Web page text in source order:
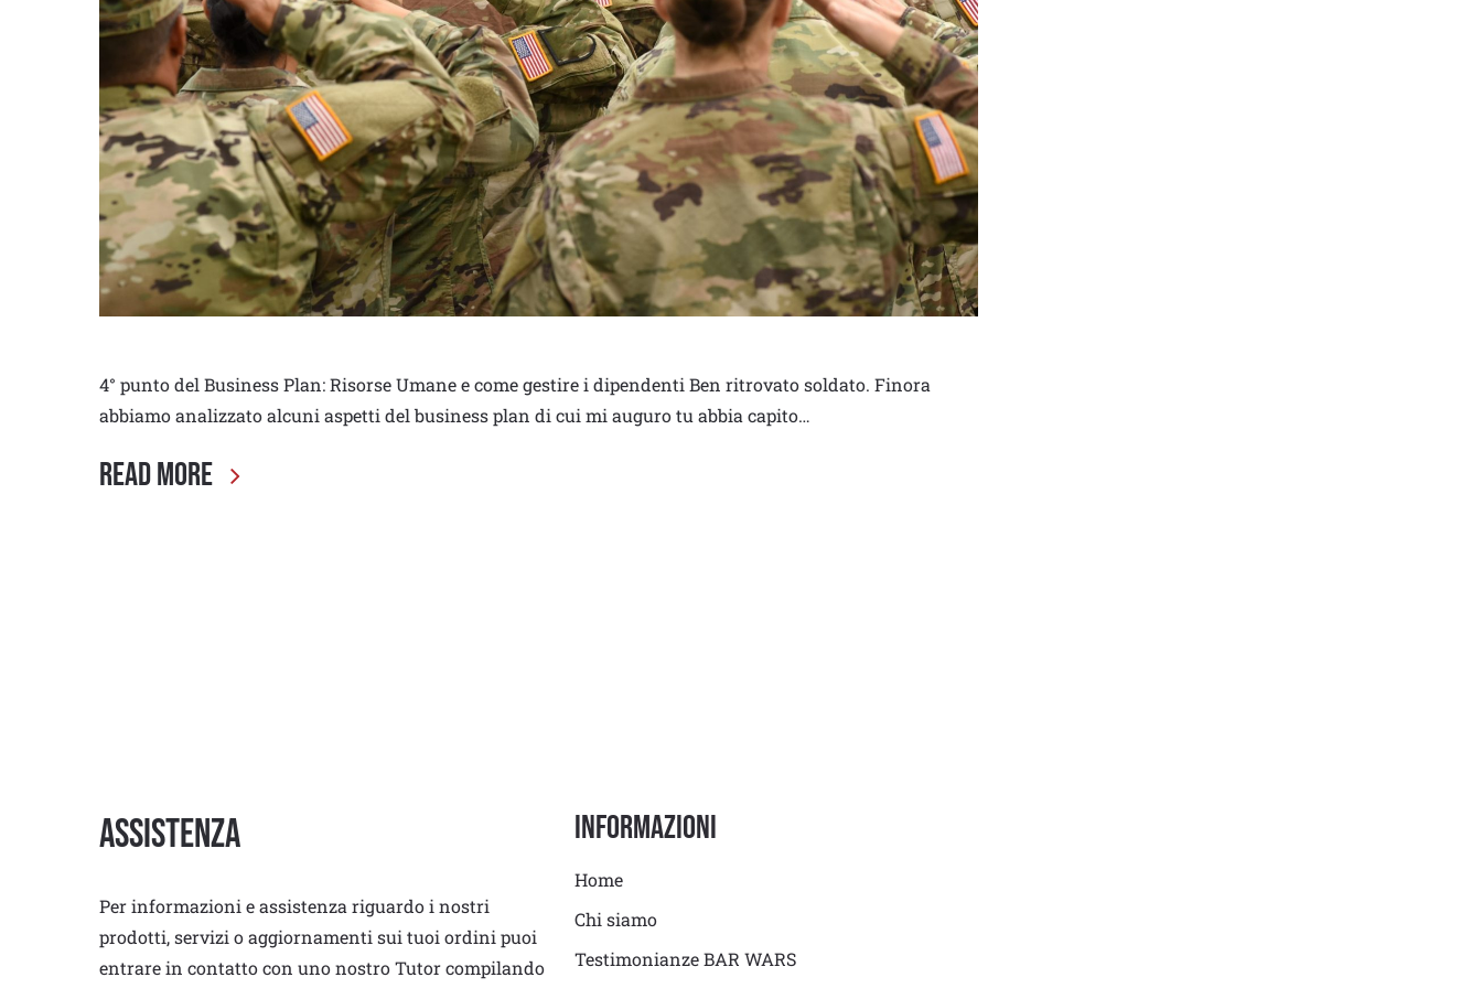
4° punto del Business Plan: Risorse Umane e come gestire i dipendenti Ben ritrovato soldato. Finora
abbiamo analizzato alcuni aspetti del business plan di cui mi auguro tu abbia capito…
Read More
Assistenza
Per informazioni e assistenza riguardo i nostri
prodotti, servizi o aggiornamenti sui tuoi ordini puoi
entrare in contatto con uno nostro Tutor compilando
Informazioni
Home
Chi siamo
Testimonianze BAR WARS